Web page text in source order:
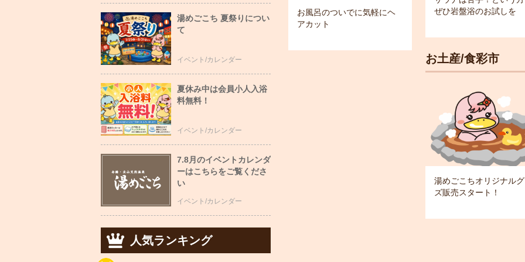
お風呂のついでに気軽にヘ
アカット
ぜひ岩盤浴のお試しを
お土産/食彩市
湯めごこちオリジナル
ズ販売スタート！
湯めごこち 夏祭りについ
て
イベント/カレンダー
夏休み中は会員小人入浴
料無料！
イベント/カレンダー
7.8月のイベントカレンダ
ーはこちらをご覧くださ
い
イベント/カレンダー
人気ランキング